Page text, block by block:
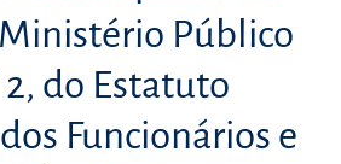
Público
2, do Estatuto
Funcionários e